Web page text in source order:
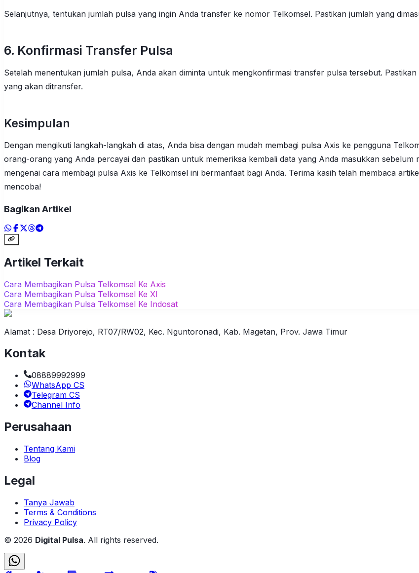
Selanjutnya, tentukan jumlah pulsa yang ingin Anda transfer ke nomor Telkomsel. Pastikan jumlah yang
6. Konfirmasi Transfer Pulsa
Setelah menentukan jumlah pulsa, Anda akan diminta untuk mengkonfirmasi transfer pulsa tersebut.
yang akan ditransfer.
Kesimpulan
Dengan mengikuti langkah-langkah di atas, Anda bisa dengan mudah membagi pulsa Axis ke pengguna
orang-orang yang Anda percayai dan pastikan untuk memeriksa kembali data yang Anda masukkan sebelum
mengenai cara membagi pulsa Axis ke Telkomsel ini bermanfaat bagi Anda. Terima kasih telah membaca
mencoba!
Bagikan Artikel
Artikel Terkait
Cara Membagikan Pulsa Telkomsel Ke Axis
Cara Membagikan Pulsa Telkomsel Ke Xl
Cara Membagikan Pulsa Telkomsel Ke Indosat
Alamat : Desa Driyorejo, RT07/RW02, Kec. Nguntoronadi, Kab. Magetan, Prov. Jawa Timur
Kontak
08889992999
WhatsApp CS
Telegram CS
Channel Info
Perusahaan
Tentang Kami
Blog
Legal
Tanya Jawab
Terms & Conditions
Privacy Policy
© 2026 Digital Pulsa. All rights reserved.